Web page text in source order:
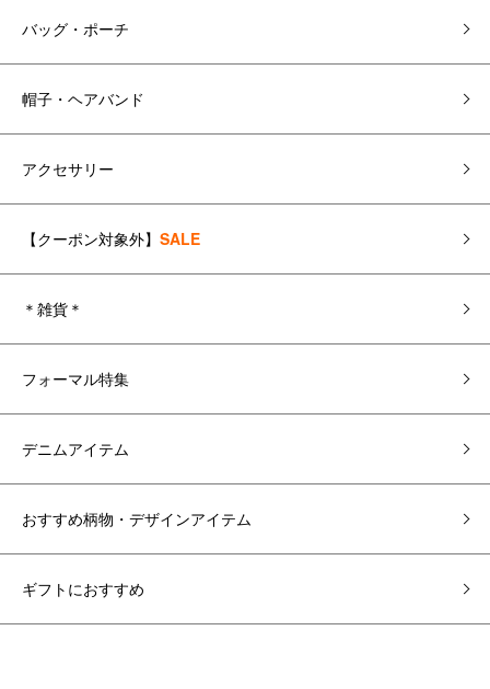
バッグ・ポーチ
帽子・ヘアバンド
アクセサリー
【クーポン対象外】 SALE
＊雑貨＊
フォーマル特集
デニムアイテム
おすすめ柄物・デザインアイテム
ギフトにおすすめ